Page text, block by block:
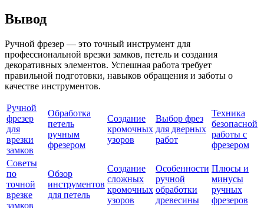
Вывод
Ручной фрезер — это точный инструмент для
профессиональной врезки замков, петель и создания
декоративных элементов. Успешная работа требует
правильной подготовки, навыков обращения и заботы о
качестве инструментов.
Ручной
фрезер
для
врезки
замков
Обработка
петель
ручным
фрезером
Создание
кромочных
узоров
Выбор фрез
для дверных
работ
Техника
безопасной
работы с
фрезером
Советы
по
точной
врезке
замков
Обзор
инструментов
для петель
Создание
сложных
кромочных
узоров
Особенности
ручной
обработки
древесины
Плюсы и
минусы
ручных
фрезеров